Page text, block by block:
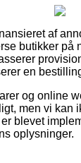
af
butikker på
en
og online
men vi kan
blevet
oplysninger.